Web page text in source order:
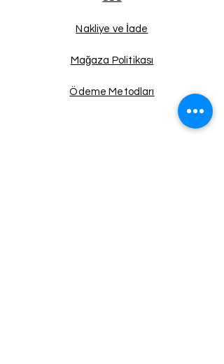
Nakliye ve İade
Mağaza Politikası
Ödeme Metodları